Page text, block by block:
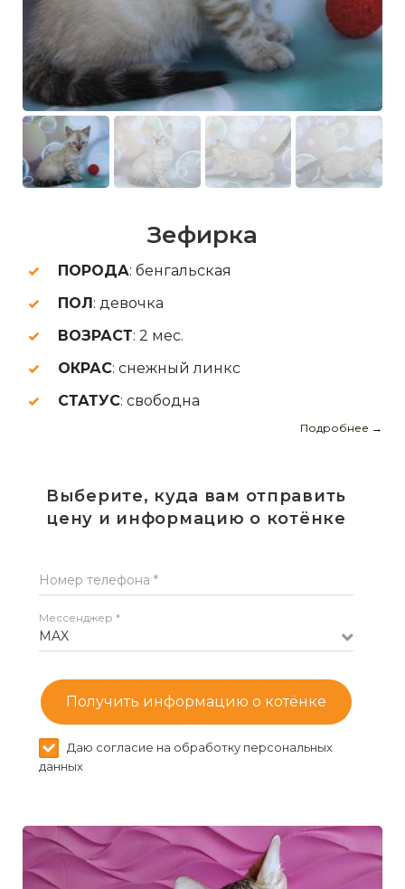
Зефирка
ПОРОДА: бенгальская
ПОЛ: девочка
ВОЗРАСТ: 2 мес.
ОКРАС: снежный линкс
СТАТУС: свободна
Подробнее →
Выберите, куда вам отправить
цену и информацию о котёнке
Номер телефона *
Мессенджер *
MAX
Получить информацию о котёнке
Даю согласие на обработку персональных
данных